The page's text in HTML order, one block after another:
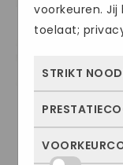
voorkeuren.
toelaat;
STRIKT
Deze
kunnen niet
Met deze